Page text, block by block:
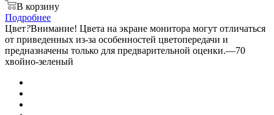
В корзину
Подробнее
Цвет?Внимание! Цвета на экране монитора могут отличаться
от приведенных из-за особенностей цветопередачи и
предназначены только для предварительной оценки.—70
хвойно-зеленый